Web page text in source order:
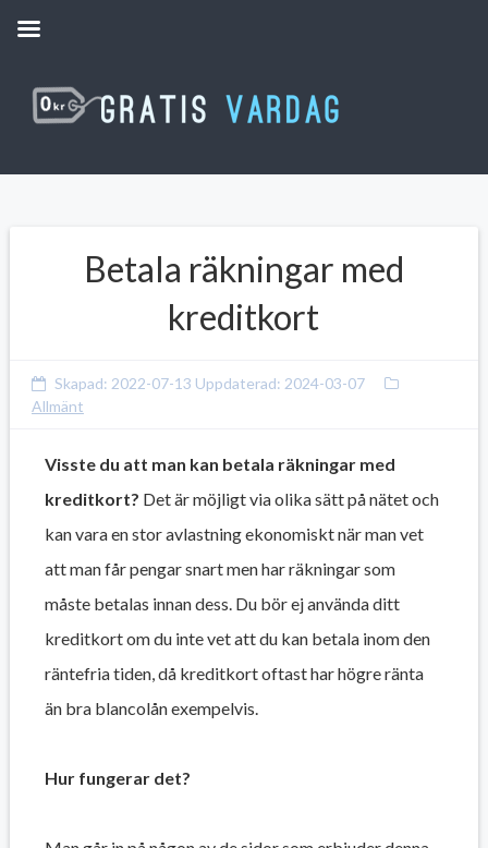
Betala räkningar med
kreditkort
Skapad: 2022-07-13 Uppdaterad: 2024-03-07
Allmänt
Visste du att man kan betala räkningar med
kreditkort? Det är möjligt via olika sätt på nätet och
kan vara en stor avlastning ekonomiskt när man vet
att man får pengar snart men har räkningar som
måste betalas innan dess. Du bör ej använda ditt
kreditkort om du inte vet att du kan betala inom den
räntefria tiden, då kreditkort oftast har högre ränta
än bra blancolån exempelvis.
Hur fungerar det?